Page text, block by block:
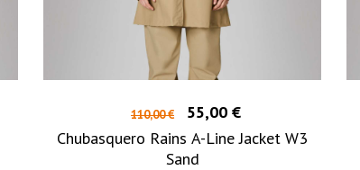
110,00 €
55,00 €
Chubasquero Rains A-Line Jacket W3
Sand